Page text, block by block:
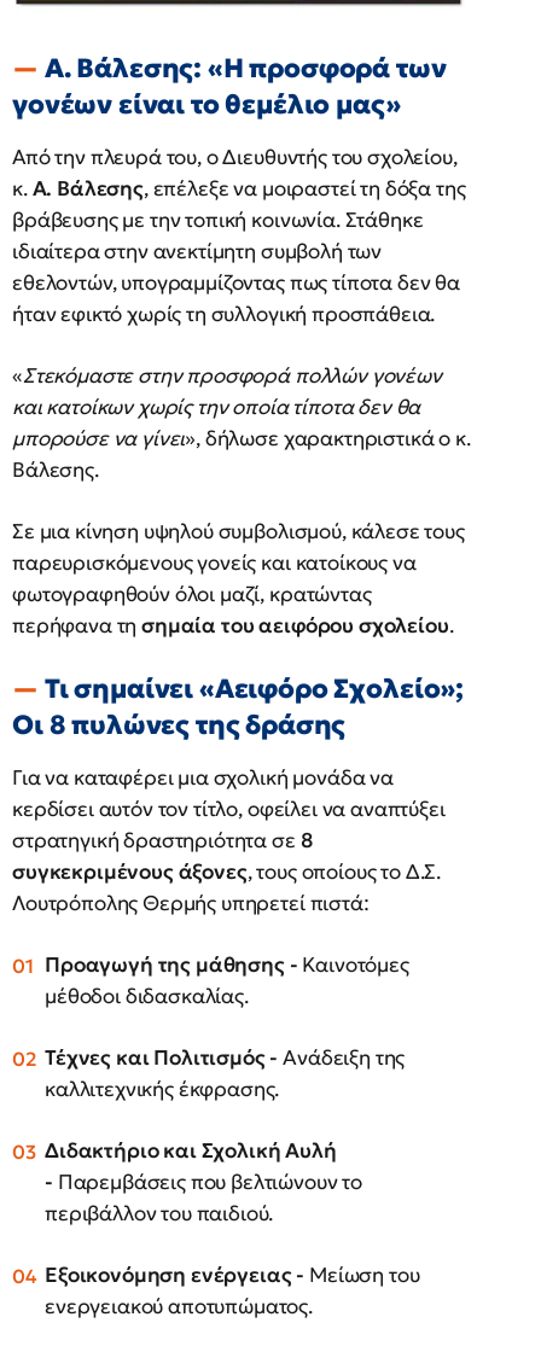
Α. Βάλεσης: «Η προσφορά των
γονέων είναι το θεμέλιο μας»
Από την πλευρά του, ο Διευθυντής του σχολείου,
κ.Α. Βάλεσης, επέλεξε να μοιραστεί τη δόξα της
βράβευσης με την τοπική κοινωνία. Στάθηκε
ιδιαίτερα στην ανεκτίμητη συμβολή των
εθελοντών, υπογραμμίζοντας πως τίποτα δεν θα
ήταν εφικτό χωρίς τη συλλογική προσπάθεια.
«Στεκόμαστε στην προσφορά πολλών γονέων
και κατοίκων χωρίς την οποία τίποτα δεν θα
μπορούσε να γίνει», δήλωσε χαρακτηριστικά ο κ.
Βάλεσης.
Σε μια κίνηση υψηλού συμβολισμού, κάλεσε τους
παρευρισκόμενους γονείς και κατοίκους να
φωτογραφηθούν όλοι μαζί, κρατώντας
περήφανα τησημαία του αειφόρου σχολείου.
Τι σημαίνει «Αειφόρο Σχολείο»;
Οι 8 πυλώνες της δράσης
Για να καταφέρει μια σχολική μονάδα να
κερδίσει αυτόν τον τίτλο, οφείλει να αναπτύξει
στρατηγική δραστηριότητα σε 8
συγκεκριμένους άξονες, τους οποίους το Δ.Σ.
Λουτρόπολης Θερμής υπηρετεί πιστά:
Προαγωγή της μάθησης - Καινοτόμες
μέθοδοι διδασκαλίας.
Τέχνες και Πολιτισμός -Ανάδειξη της
καλλιτεχνικής έκφρασης.
Διδακτήριο και Σχολική Αυλή
- Παρεμβάσεις που βελτιώνουν το
περιβάλλον του παιδιού.
Εξοικονόμηση ενέργειας - Μείωση του
ενεργειακού αποτυπώματος.